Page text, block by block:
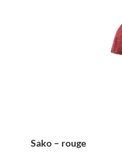
Sako – rouge